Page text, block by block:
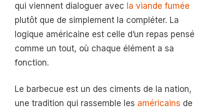
qui viennent dialoguer avec la viande fumée
plutôt que de simplement la compléter. La
logique américaine est celle d’un repas pensé
comme un tout, où chaque élément a sa
fonction.
Le barbecue est un des ciments de la nation,
une tradition qui rassemble les américains de